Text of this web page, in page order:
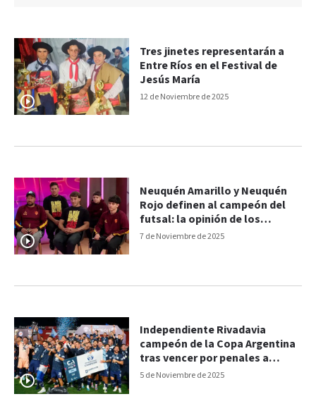
12 de Noviembre de 2025
Tres jinetes representarán a
Entre Ríos en el Festival de
Jesús María
7 de Noviembre de 2025
Neuquén Amarillo y Neuquén
Rojo definen al campeón del
futsal: la opinión de los
jugadores
5 de Noviembre de 2025
Independiente Rivadavia
campeón de la Copa Argentina
tras vencer por penales a
Argentinos Juniors